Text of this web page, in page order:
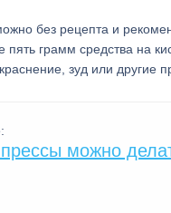
без рецепта и
пять грамм средства на
зуд или другие
можно